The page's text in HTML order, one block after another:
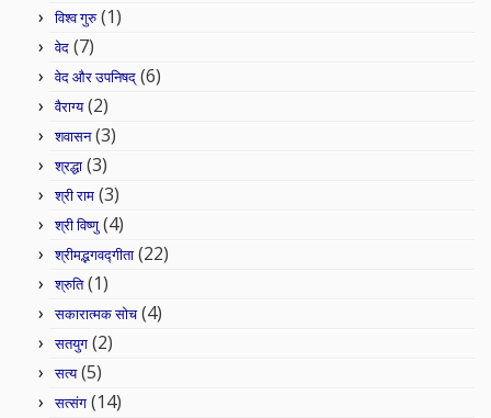
विश्व गुरु(1)
वेद (7)
वेद और उपनिषद् (6)
वैराग्य(2)
शवासन(3)
श्रद्धा (3)
श्री राम (3)
श्री विष्णु (4)
श्रीमद्भगवद्गीता (22)
श्रुति(1)
सकारात्मक सोच(4)
सतयुग (2)
सत्य(5)
सत्संग (14)